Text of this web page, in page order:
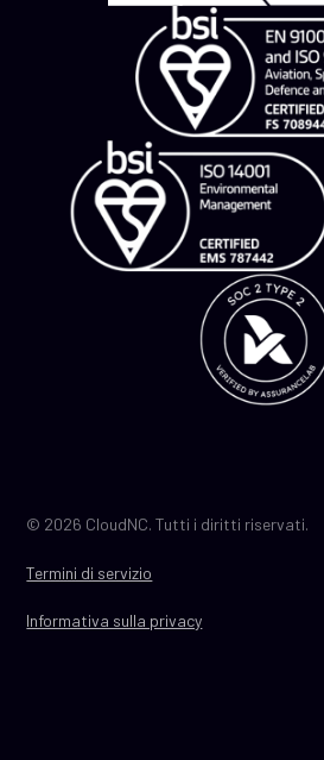
Termini di servizio
Informativa sulla privacy
© 2026 CloudNC. Tutti i diritti riservati.